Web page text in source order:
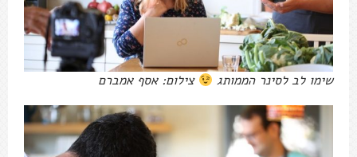
שימו לב לסינר הממותג צילום: אסף אמברם